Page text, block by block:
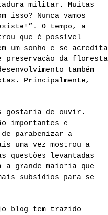
militar. Muitas
isso? Nunca vamos
O tempo, a
que é possível
um sonho e se acredita
preservação da floresta
também
Principalmente,
gostaria de ouvir.
importantes e
parabenizar a
uma vez mostrou a
questões levantadas
a grande maioria que
subsídios para se
blog tem trazido